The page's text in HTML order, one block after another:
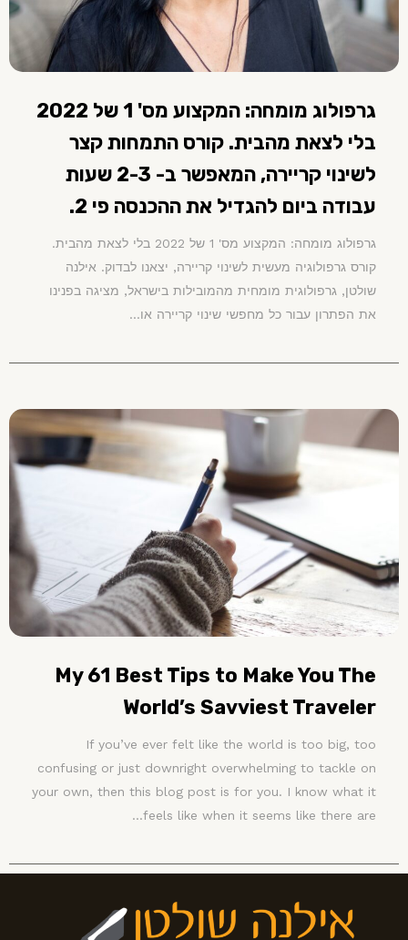
גרפולוג מומחה: המקצוע מס' 1 של 2022
בלי לצאת מהבית. קורס התמחות קצר
לשינוי קריירה, המאפשר ב- 2-3 שעות
עבודה ביום להגדיל את ההכנסה פי 2.
גרפולוג מומחה: המקצוע מס' 1 של 2022 בלי לצאת מהבית.
קורס גרפולוגיה מעשית לשינוי קריירה, יצאנו לבדוק. אילנה
שולטן, גרפולוגית מומחית מהמובילות בישראל, מציגה בפנינו
את הפתרון עבור כל מחפשי שינוי קריירה או...
My 61 Best Tips to Make You The
World’s Savviest Traveler
If you’ve ever felt like the world is too big, too
confusing or just downright overwhelming to tackle on
your own, then this blog post is for you. I know what it
feels like when it seems like there are...